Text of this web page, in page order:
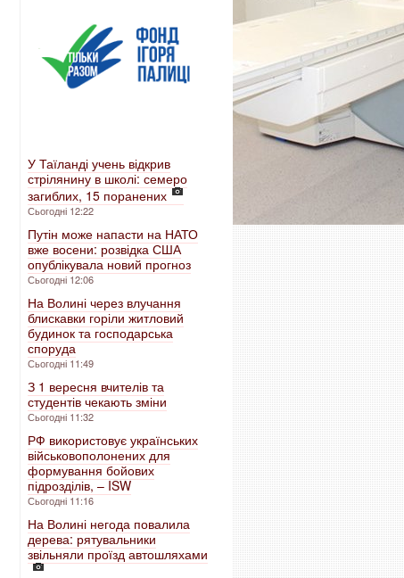
У Таїланді учень відкрив
стрілянину в школі: семеро
загиблих, 15 поранених
Сьогодні 12:22
Путін може напасти на НАТО
вже восени: розвідка США
опублікувала новий прогноз
Сьогодні 12:06
На Волині через влучання
блискавки горіли житловий
будинок та господарська
споруда
Сьогодні 11:49
З 1 вересня вчителів та
студентів чекають зміни
Сьогодні 11:32
РФ використовує українських
військовополонених для
формування бойових
підрозділів, – ISW
Сьогодні 11:16
На Волині негода повалила
дерева: рятувальники
звільняли проїзд автошляхами